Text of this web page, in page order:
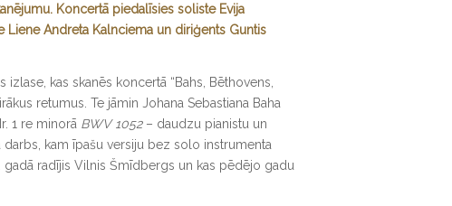
Koncertā piedalīsies soliste Evija
Liene Andreta Kalnciema un diriģents Guntis
izlase, kas skanēs koncertā “Bahs, Bēthovens,
retumus. Te jāmin Johana Sebastiana Baha
1 re minorā BWV 1052 – daudzu pianistu un
darbs, kam īpašu versiju bez solo instrumenta
gadā radījis Vilnis Šmīdbergs un kas pēdējo gadu